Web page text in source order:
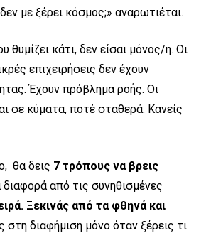
με ξέρει κόσμος;» αναρωτιέται.
θυμίζει κάτι, δεν είσαι μόνος/η. Οι
επιχειρήσεις δεν έχουν
Έχουν πρόβλημα ροής. Οι
σε κύματα, ποτέ σταθερά. Κανείς
θα δεις 7 τρόπους να βρεις
από τις συνηθισμένες
Ξεκινάς από τα φθηνά και
στη διαφήμιση μόνο όταν ξέρεις τι